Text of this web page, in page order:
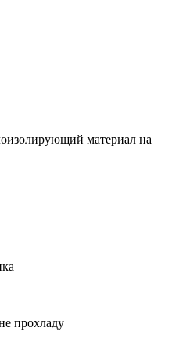
материал на
прохладу